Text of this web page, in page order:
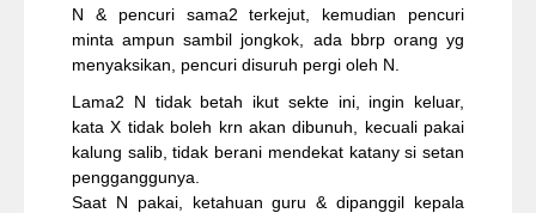
N & pencuri sama2 terkejut, kemudian pencuri
minta ampun sambil jongkok, ada bbrp orang yg
menyaksikan, pencuri disuruh pergi oleh N.
Lama2 N tidak betah ikut sekte ini, ingin keluar,
kata X tidak boleh krn akan dibunuh, kecuali pakai
kalung salib, tidak berani mendekat katany si setan
pengganggunya.
Saat N pakai, ketahuan guru & dipanggil kepala